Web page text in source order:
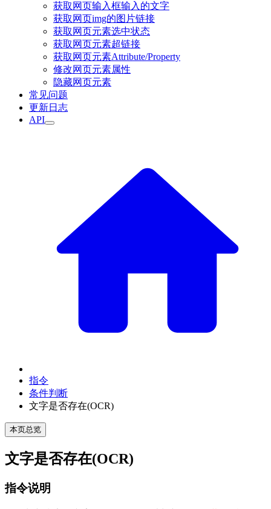
获取网页输入框输入的文字
获取网页img的图片链接
获取网页元素选中状态
获取网页元素超链接
获取网页元素Attribute/Property
修改网页元素属性
隐藏网页元素
常见问题
更新日志
API
指令
条件判断
文字是否存在(OCR)
本页总览
文字是否存在(OCR)
指令说明